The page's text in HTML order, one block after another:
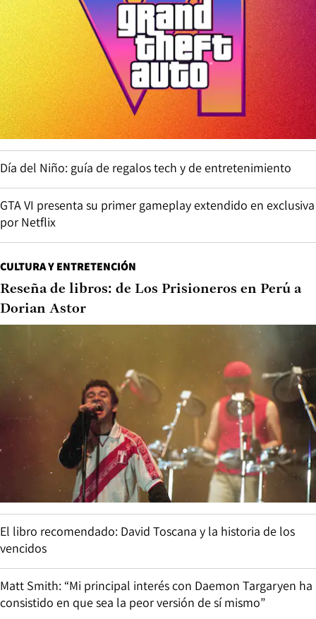
Día del Niño: guía de regalos tech y de entretenimiento
GTA VI presenta su primer gameplay extendido en exclusiva
por Netflix
CULTURA Y ENTRETENCIÓN
Reseña de libros: de Los Prisioneros en Perú a
Dorian Astor
El libro recomendado: David Toscana y la historia de los
vencidos
Matt Smith: “Mi principal interés con Daemon Targaryen ha
consistido en que sea la peor versión de sí mismo”